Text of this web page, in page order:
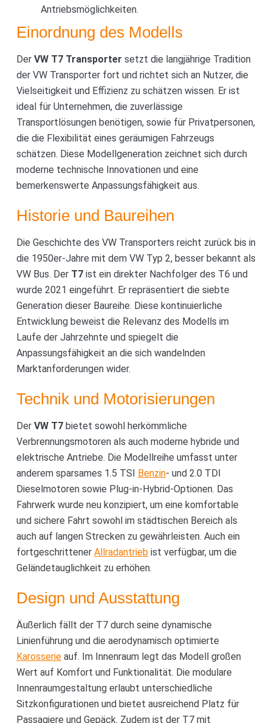
Antriebsmöglichkeiten.
Einordnung des Modells
Der VW T7 Transporter setzt die langjährige Tradition
der VW Transporter fort und richtet sich an Nutzer, die
Vielseitigkeit und Effizienz zu schätzen wissen. Er ist
ideal für Unternehmen, die zuverlässige
Transportlösungen benötigen, sowie für Privatpersonen,
die die Flexibilität eines geräumigen Fahrzeugs
schätzen. Diese Modellgeneration zeichnet sich durch
moderne technische Innovationen und eine
bemerkenswerte Anpassungsfähigkeit aus.
Historie und Baureihen
Die Geschichte des VW Transporters reicht zurück bis in
die 1950er-Jahre mit dem VW Typ 2, besser bekannt als
VW Bus. Der T7ist ein direkter Nachfolger des T6 und
wurde 2021 eingeführt. Er repräsentiert die siebte
Generation dieser Baureihe. Diese kontinuierliche
Entwicklung beweist die Relevanz des Modells im
Laufe der Jahrzehnte und spiegelt die
Anpassungsfähigkeit an die sich wandelnden
Marktanforderungen wider.
Technik und Motorisierungen
Der VW T7bietet sowohl herkömmliche
Verbrennungsmotoren als auch moderne hybride und
elektrische Antriebe. Die Modellreihe umfasst unter
anderem sparsames 1.5 TSI Benzin- und 2.0 TDI
Dieselmotoren sowie Plug-in-Hybrid-Optionen. Das
Fahrwerk wurde neu konzipiert, um eine komfortable
und sichere Fahrt sowohl im städtischen Bereich als
auch auf langen Strecken zu gewährleisten. Auch ein
fortgeschrittener Allradantriebist verfügbar, um die
Geländetauglichkeit zu erhöhen.
Design und Ausstattung
Äußerlich fällt der T7 durch seine dynamische
Linienführung und die aerodynamisch optimierte
Karosserieauf. Im Innenraum legt das Modell großen
Wert auf Komfort und Funktionalität. Die modulare
Innenraumgestaltung erlaubt unterschiedliche
Sitzkonfigurationen und bietet ausreichend Platz für
Passagiere und Gepäck. Zudem ist der T7 mit